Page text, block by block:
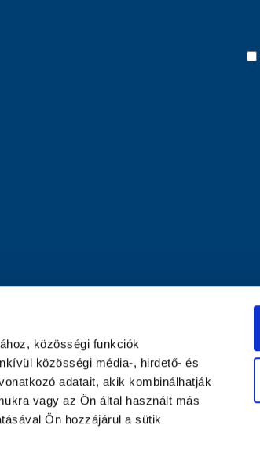
közösségi funkciók
közösségi média-, hirdető- és
adatait, akik kombinálhatják
vagy az Ön által használt más
Ön hozzájárul a sütik